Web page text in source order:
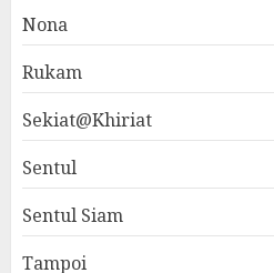
Nona
Rukam
Sekiat@Khiriat
Sentul
Sentul Siam
Tampoi